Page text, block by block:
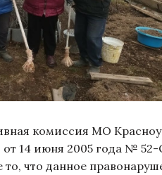
комиссия МО
от 14 июня 2005 года №
что данное